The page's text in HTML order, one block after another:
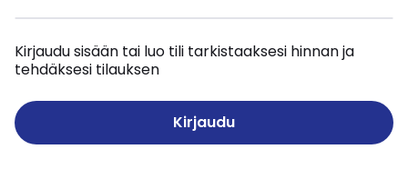
Kirjaudu sisään tai luo tili tarkistaaksesi hinnan ja
tehdäksesi tilauksen
Kirjaudu